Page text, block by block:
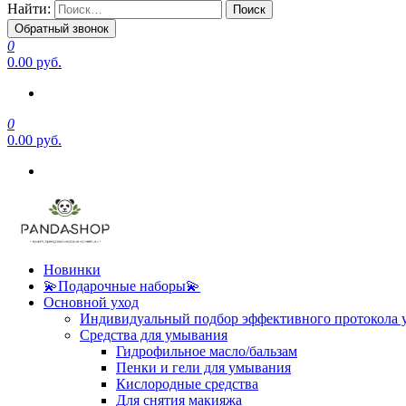
Найти:
Обратный звонок
0
0.00 руб.
0
0.00 руб.
Новинки
💫Подарочные наборы💫
Основной уход
Индивидуальный подбор эффективного протокола
Средства для умывания
Гидрофильное масло/бальзам
Пенки и гели для умывания
Кислородные средства
Для снятия макияжа